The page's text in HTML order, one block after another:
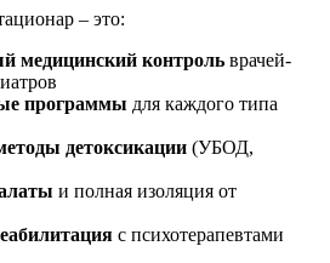
– это:
медицинский контроль врачей-
программы для каждого типа
детоксикации (УБОД,
и полная изоляция от
с психотерапевтами